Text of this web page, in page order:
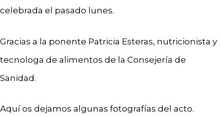
celebrada el pasado lunes.
Gracias a la ponente Patricia Esteras, nutricionista y
tecnologa de alimentos de la Consejería de
Sanidad.
Aquí os dejamos algunas fotografías del acto.